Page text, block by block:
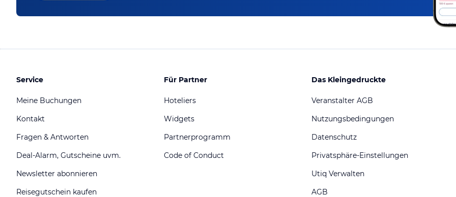
Service
Meine Buchungen
Kontakt
Fragen & Antworten
Deal-Alarm, Gutscheine uvm.
Newsletter abonnieren
Reisegutschein kaufen
Für Partner
Hoteliers
Widgets
Partnerprogramm
Code of Conduct
Das Kleingedruckte
Veranstalter AGB
Nutzungsbedingungen
Datenschutz
Privatsphäre-Einstellungen
Utiq Verwalten
AGB